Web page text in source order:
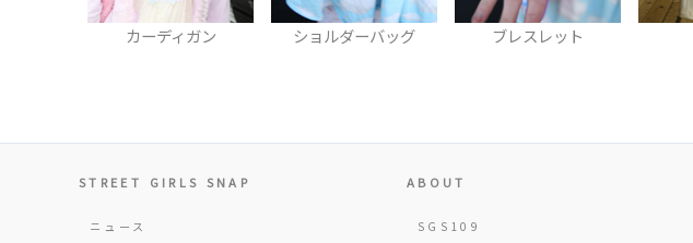
ショルダーバッグ ブレスレット リュック
STREET GIRLS SNAP
ニュース
ABOUT
SGS109